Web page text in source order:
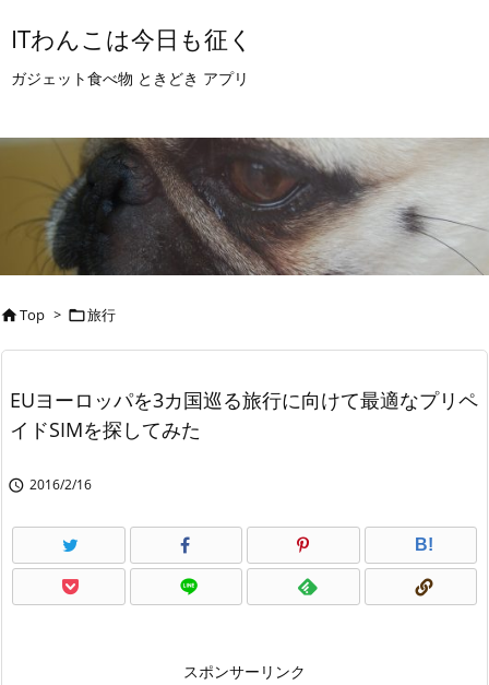
ITわんこは今日も征く
ガジェット食べ物 ときどき アプリ
Top > 旅行
EUヨーロッパを3カ国巡る旅行に向けて最適なプリペ
イドSIMを探してみた
 2016/2/16
B!
スポンサーリンク